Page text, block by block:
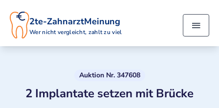
2te-ZahnarztMeinung
Wer nicht vergleicht, zahlt zu viel
Auktion Nr. 347608
2 Implantate setzen mit Brücke